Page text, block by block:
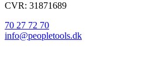
CVR: 31871689
70 27 72 70
info@peopletools.dk